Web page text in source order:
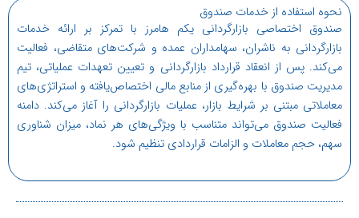
نحوه استفاده از خدمات صندوق
صندوق اختصاصی بازارگردانی یکم هامرز با تمرکز بر ارائه خدمات
بازارگردانی به ناشران، سهامداران عمده و شرکت‌های متقاضی، فعالیت
می‌کند. پس از انعقاد قرارداد بازارگردانی و تعیین تعهدات عملیاتی، تیم
مدیریت صندوق با بهره‌گیری از منابع مالی اختصاص‌یافته و استراتژی‌های
معاملاتی مبتنی بر شرایط بازار، عملیات بازارگردانی را آغاز می‌کند. دامنه
فعالیت صندوق می‌تواند متناسب با ویژگی‌های هر نماد، میزان شناوری
سهم، حجم معاملات و الزامات قراردادی تنظیم شود.